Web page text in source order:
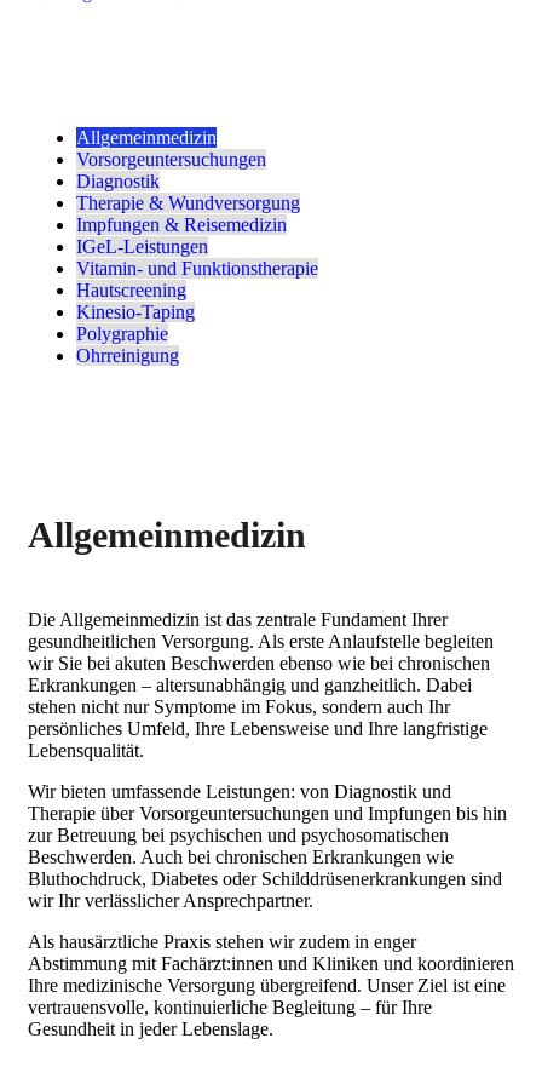
Allgemeinmedizin
Vorsorgeuntersuchungen
Diagnostik
Therapie & Wundversorgung
Impfungen & Reisemedizin
IGeL-Leistungen
Vitamin- und Funktionstherapie
Hautscreening
Kinesio-Taping
Polygraphie
Ohrreinigung
Allgemeinmedizin
Die Allgemeinmedizin ist das zentrale Fundament Ihrer
gesundheitlichen Versorgung. Als erste Anlaufstelle begleiten
wir Sie bei akuten Beschwerden ebenso wie bei chronischen
Erkrankungen – altersunabhängig und ganzheitlich. Dabei
stehen nicht nur Symptome im Fokus, sondern auch Ihr
persönliches Umfeld, Ihre Lebensweise und Ihre langfristige
Lebensqualität.
Wir bieten umfassende Leistungen: von Diagnostik und
Therapie über Vorsorgeuntersuchungen und Impfungen bis hin
zur Betreuung bei psychischen und psychosomatischen
Beschwerden. Auch bei chronischen Erkrankungen wie
Bluthochdruck, Diabetes oder Schilddrüsenerkrankungen sind
wir Ihr verlässlicher Ansprechpartner.
Als hausärztliche Praxis stehen wir zudem in enger
Abstimmung mit Fachärzt:innen und Kliniken und koordinieren
Ihre medizinische Versorgung übergreifend. Unser Ziel ist eine
vertrauensvolle, kontinuierliche Begleitung – für Ihre
Gesundheit in jeder Lebenslage.